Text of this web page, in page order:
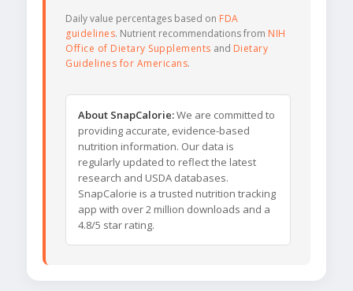
Daily value percentages based on FDA
guidelines. Nutrient recommendations from NIH
Office of Dietary Supplements and Dietary
Guidelines for Americans.
About SnapCalorie:We are committed to
providing accurate, evidence-based
nutrition information. Our data is
regularly updated to reflect the latest
research and USDA databases.
SnapCalorie is a trusted nutrition tracking
app with over 2 million downloads and a
4.8/5 star rating.